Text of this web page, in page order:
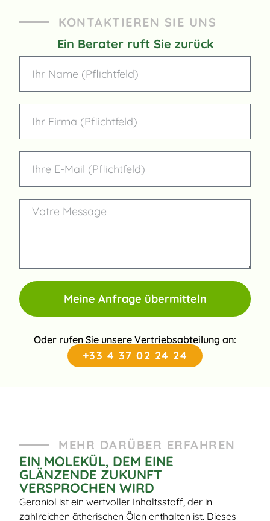
KONTAKTIEREN SIE UNS
Ein Berater ruft Sie zurück
Meine Anfrage übermitteln
Oder rufen Sie unsere Vertriebsabteilung an:
+33 4 37 02 24 24
MEHR DARÜBER ERFAHREN
EIN MOLEKÜL, DEM EINE
GLÄNZENDE ZUKUNFT
VERSPROCHEN WIRD
Geraniol ist ein wertvoller Inhaltsstoff, der in
zahlreichen ätherischen Ölen enthalten ist. Dieses